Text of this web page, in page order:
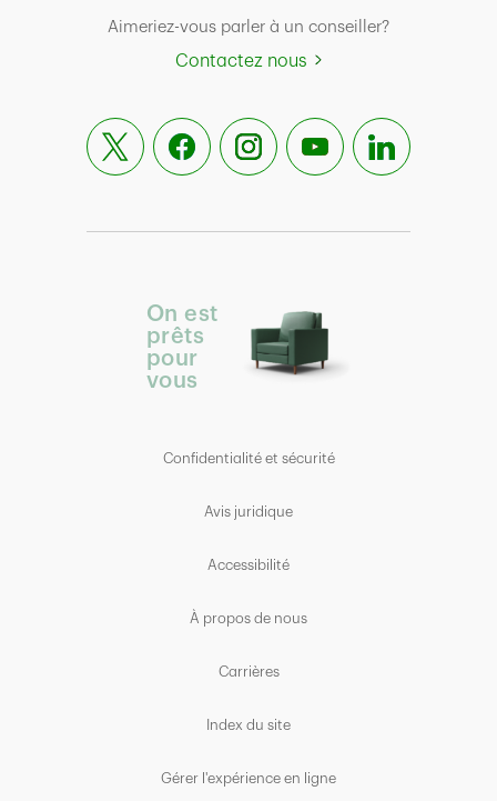
Aimeriez-vous parler à un conseiller?
Contactez nous
On est
prêts
pour
vous
Confidentialité et sécurité
Avis juridique
Accessibilité
À propos de nous
Carrières
Index du site
Gérer l'expérience en ligne